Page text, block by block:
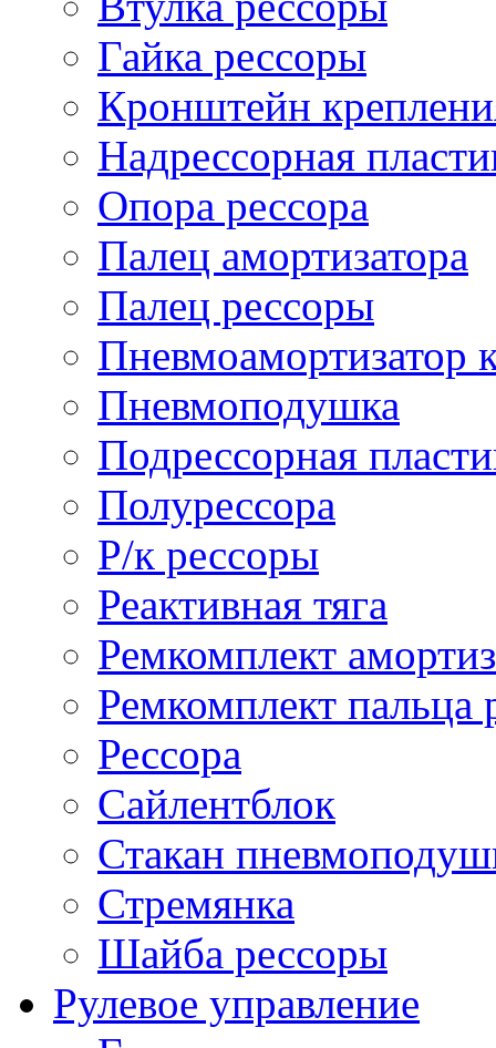
Гайка рессоры
Кронштейн
Надрессорная
Опора рессора
Палец амортизатора
Палец рессоры
Пневмоамортизатор
Пневмоподушка
Подрессорная
Полурессора
Р/к рессоры
Реактивная тяга
Ремкомплект
Ремкомплект пальца
Рессора
Сайлентблок
Стакан
Стремянка
Шайба рессоры
Рулевое управление